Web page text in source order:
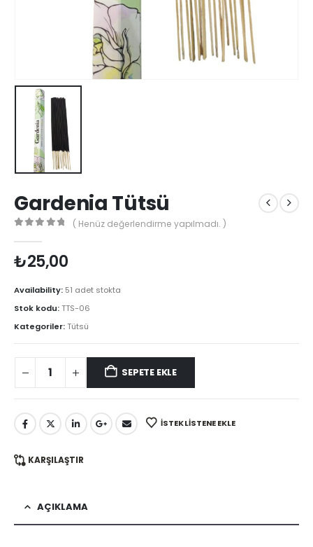
Gardenia Tütsü
( Henüz değerlendirme yapılmadı. )
₺25,00
Availability: 51 adet stokta
Stok kodu:TTS-06
Kategoriler:Tütsü
SEPETE EKLE
İSTEK LISTENE EKLE
KARŞILAŞTIR
AÇIKLAMA